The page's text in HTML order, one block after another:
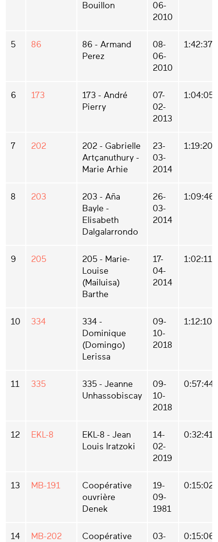
Bouillon
06-
2010
5 86
86 - Armand
Perez
08-
06-
2010
1:42:37
6 173
173 - André
Pierry
07-
02-
2013
1:04:05
7 202
202 - Gabrielle
Artçanuthury -
Marie Arhie
23-
03-
2014
1:19:20
8 203
203 - Aña
Bayle -
Elisabeth
Dalgalarrondo
26-
03-
2014
1:09:46
9 205
205 - Marie-
Louise
(Mailuisa)
Barthe
17-
04-
2014
1:02:11
10 334
334 -
Dominique
(Domingo)
Lerissa
09-
10-
2018
1:12:10
11 335
335 - Jeanne
Unhassobiscay
09-
10-
2018
0:57:44
12 EKL-8
EKL-8 - Jean
Louis Iratzoki
14-
02-
2019
0:32:41
13 MB-191
Coopérative
ouvrière
Denek
19-
09-
1981
0:15:02
14 MB-202
Coopérative
03-
0:15:06